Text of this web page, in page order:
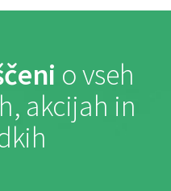
o vseh
akcijah in